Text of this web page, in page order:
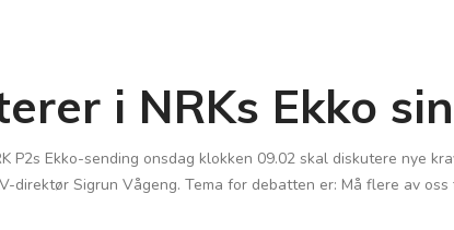
i NRKs Ekko
P2s Ekko-sending onsdag klokken 09.02 skal diskutere nye
direktør Sigrun Vågeng. Tema for debatten er: Må flere av